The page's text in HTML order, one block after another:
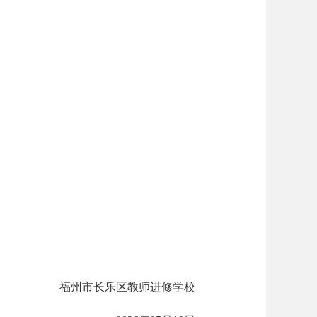
福州市长乐区教师进修学校